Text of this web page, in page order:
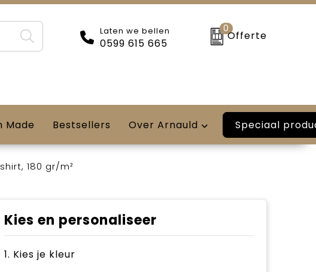
Laten we bellen
0599 615 665
0
Offerte
Made Bestsellers Over Arnauld Speciaal
180 gr/m²
Kies en personaliseer
1. Kies je kleur